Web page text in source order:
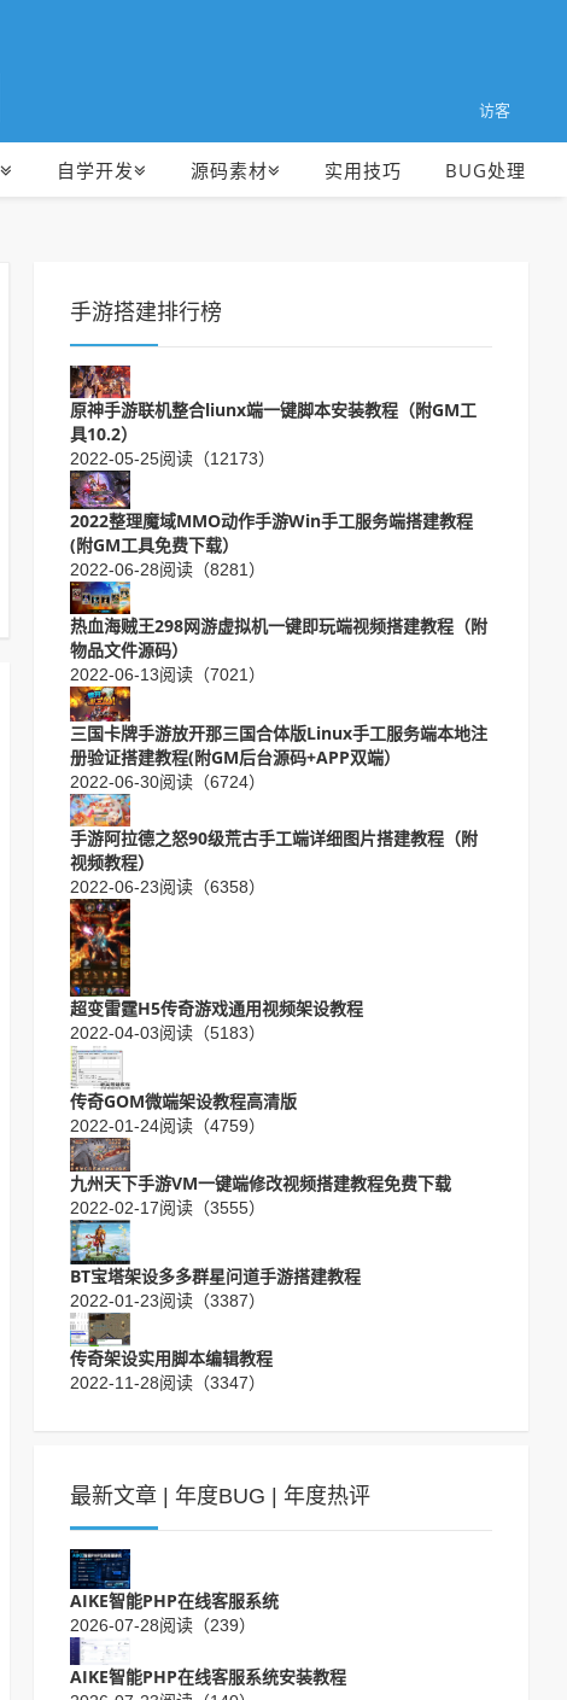
访客
自学开发 源码素材 实用技巧 BUG处理
手游搭建排行榜
原神手游联机整合liunx端一键脚本安装教程（附GM工
具10.2）
2022-05-25阅读（12173）
2022整理魔域MMO动作手游Win手工服务端搭建教程
(附GM工具免费下载）
2022-06-28阅读（8281）
热血海贼王298网游虚拟机一键即玩端视频搭建教程（附
物品文件源码）
2022-06-13阅读（7021）
三国卡牌手游放开那三国合体版Linux手工服务端本地注
册验证搭建教程(附GM后台源码+APP双端）
2022-06-30阅读（6724）
手游阿拉德之怒90级荒古手工端详细图片搭建教程（附
视频教程）
2022-06-23阅读（6358）
超变雷霆H5传奇游戏通用视频架设教程
2022-04-03阅读（5183）
传奇GOM微端架设教程高清版
2022-01-24阅读（4759）
九州天下手游VM一键端修改视频搭建教程免费下载
2022-02-17阅读（3555）
BT宝塔架设多多群星问道手游搭建教程
2022-01-23阅读（3387）
传奇架设实用脚本编辑教程
2022-11-28阅读（3347）
最新文章 | 年度BUG | 年度热评
AIKE智能PHP在线客服系统
2026-07-28阅读（239）
AIKE智能PHP在线客服系统安装教程